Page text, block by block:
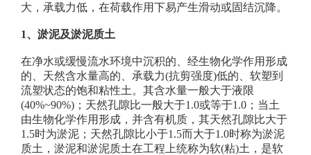
大，承载力低，在荷载作用下易产生滑动或固结沉降。
1、淤泥及淤泥质土
在净水或缓慢流水环境中沉积的、经生物化学作用形成
的、天然含水量高的、承载力(抗剪强度)低的、软塑到
流塑状态的饱和粘性土。其含水量一般大于液限
(40%~90%)； 天然孔隙比一般大于1.0或等于1.0； 当土
由生物化学作用形成，并含有机质，其天然孔隙比大于
1.5时为淤泥； 天然孔隙比小于1.5而大于1.0时称为淤泥
质土，淤泥和淤泥质土在工程上统称为软(粘)土 ， 是软